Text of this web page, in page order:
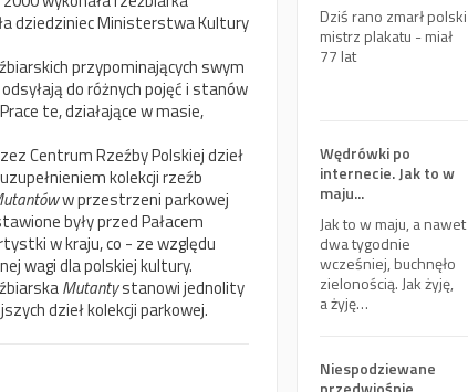
dziedziniec Ministerstwa Kultury
przypominających swym
do różnych pojęć i stanów
te, działające w masie,
Centrum Rzeźby Polskiej dzieł
kolekcji rzeźb
w przestrzeni parkowej
były przed Pałacem
w kraju, co - ze względu
wagi dla polskiej kultury.
Mutantystanowi jednolity
dzieł kolekcji parkowej.
Dziś rano zmarł polski
mistrz plakatu - miał
77 lat
Wędrówki po
internecie. Jak to w
maju...
Jak to w maju, a nawet
dwa tygodnie
wcześniej, buchnęło
zielonością. Jak żyję,
a żyję…
Niespodziewane